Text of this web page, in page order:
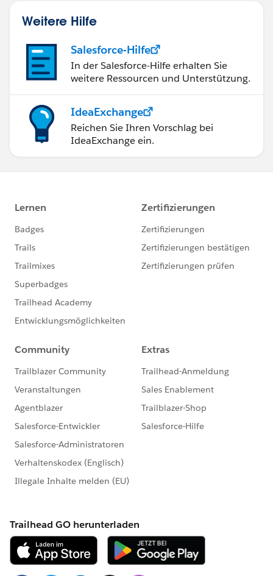
Weitere Hilfe
Salesforce-Hilfe
In der Salesforce-Hilfe erhalten Sie
weitere Ressourcen und Unterstützung.
IdeaExchange
Reichen Sie Ihren Vorschlag bei
IdeaExchange ein.